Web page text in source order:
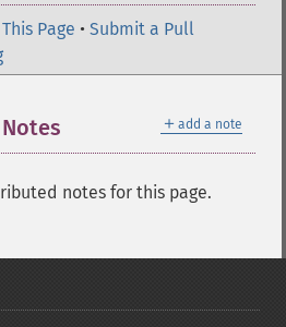
Page • Submit a Pull
＋ add a note
notes for this page.